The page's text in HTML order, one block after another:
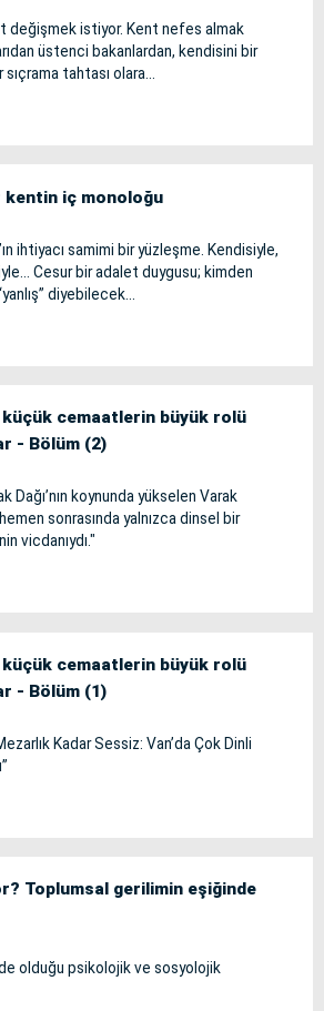
değişmek istiyor. Kent nefes almak
üstenci bakanlardan, kendisini bir
tahtası olara...
kentin iç monoloğu
ihtiyacı samimi bir yüzleşme. Kendisiyle,
Cesur bir adalet duygusu; kimden
diyebilecek...
küçük cemaatlerin büyük rolü
- Bölüm (2)
Dağı’nın koynunda yükselen Varak
hemen sonrasında yalnızca dinsel bir
vicdanıydı."
küçük cemaatlerin büyük rolü
- Bölüm (1)
Kadar Sessiz: Van’da Çok Dinli
Toplumsal gerilimin eşiğinde
olduğu psikolojik ve sosyolojik